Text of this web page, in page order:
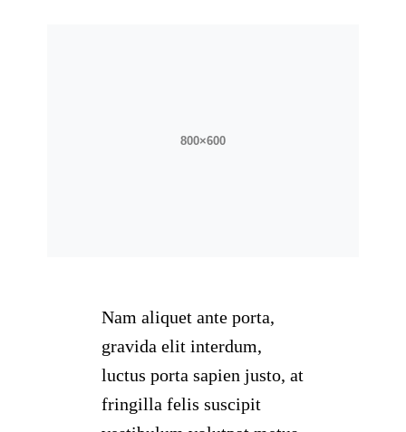
Nam aliquet ante porta,
gravida elit interdum,
luctus porta sapien justo, at
fringilla felis suscipit